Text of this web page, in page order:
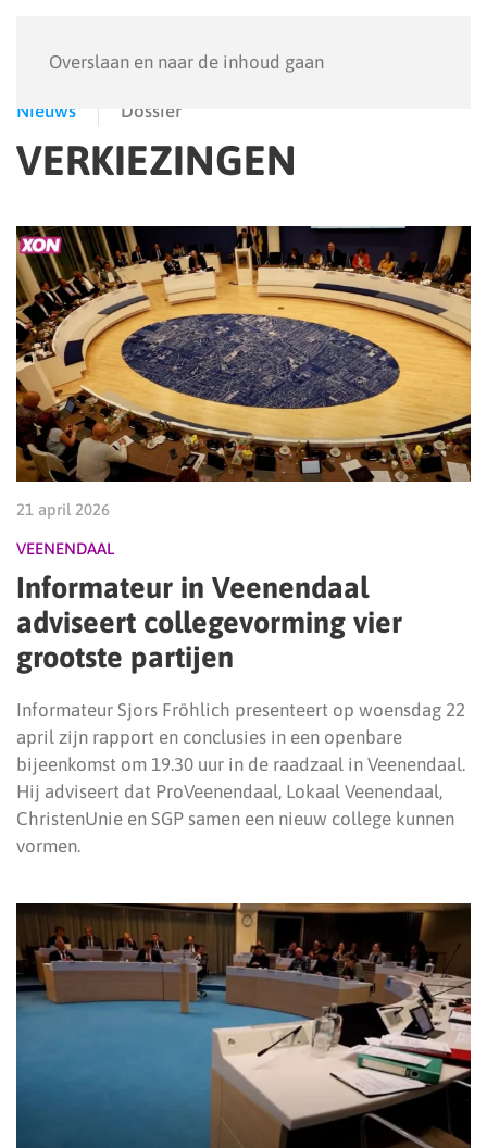
Overslaan en naar de inhoud gaan
Nieuws Dossier
VERKIEZINGEN
21 april 2026
VEENENDAAL
Informateur in Veenendaal
adviseert collegevorming vier
grootste partijen
Informateur Sjors Fröhlich presenteert op woensdag 22
april zijn rapport en conclusies in een openbare
bijeenkomst om 19.30 uur in de raadzaal in Veenendaal.
Hij adviseert dat ProVeenendaal, Lokaal Veenendaal,
ChristenUnie en SGP samen een nieuw college kunnen
vormen.